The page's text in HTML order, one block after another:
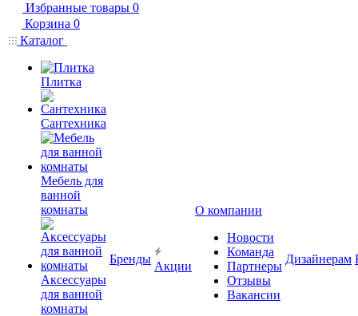
Избранные товары 0
Корзина 0
Каталог
Плитка
Сантехника
Мебель для
ванной
комнаты
Аксессуары
для ванной
комнаты
Бренды
Акции
О компании
Новости
Команда
Партнеры
Отзывы
Вакансии
Дизайнерам